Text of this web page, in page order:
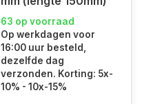
63 op voorraad
Op werkdagen voor
16:00 uur besteld,
dezelfde dag
verzonden. Korting: 5x-
10% - 10x-15%